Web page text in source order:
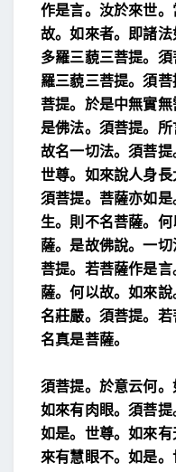
作是言。汝於來世
故。如來者。即諸法
多羅三藐三菩提。 須
羅三藐三菩提。須菩
菩提。於是中無實無
是佛法。 須菩提。
故名一切法。須菩提
世尊。如來說人身長
須菩提。菩薩亦如
生。 則不名菩薩。 何
薩。 是故佛說。一
菩提。若菩薩作是
薩。何以故。如來
名莊嚴。 須菩提。
名真是菩薩。
須菩提。於意云何。
如來有肉眼。須菩提
如是。世尊。如來有
來有慧眼不。如是。